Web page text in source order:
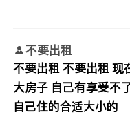
不要出租
不要出租 不要出租 现
大房子 自己有享受不
自己住的合适大小的